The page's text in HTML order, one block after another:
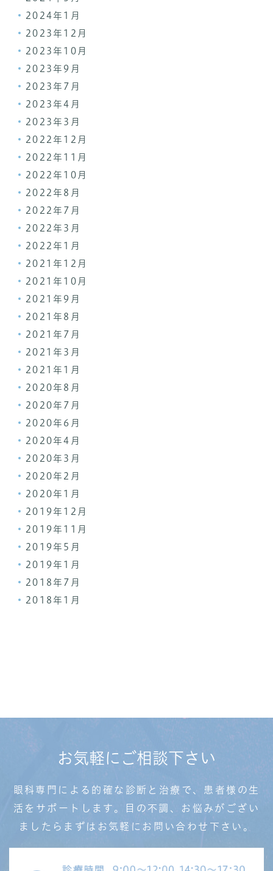
2024年1月
2023年12月
2023年10月
2023年9月
2023年7月
2023年4月
2023年3月
2022年12月
2022年11月
2022年10月
2022年8月
2022年7月
2022年3月
2022年1月
2021年12月
2021年10月
2021年9月
2021年8月
2021年7月
2021年3月
2021年1月
2020年8月
2020年7月
2020年6月
2020年4月
2020年3月
2020年2月
2020年1月
2019年12月
2019年11月
2019年5月
2019年1月
2018年7月
2018年1月
お気軽にご相談下さい
眼科専門による的確な診断と治療で、患者様の生
活を サポートします。目の不調、お悩みがござい
ましたら まずはお気軽にお問い合わせ下さい。